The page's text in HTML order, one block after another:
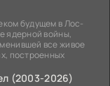
будущем в Лос-
ядерной войны,
все живое
построенных
(2003-2026)